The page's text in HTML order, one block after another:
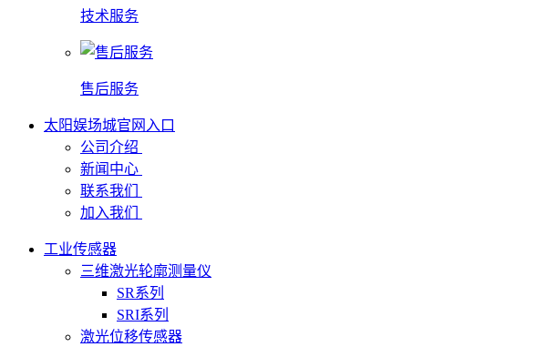
技术服务
售后服务
太阳娱场城官网入口
公司介绍
新闻中心
联系我们
加入我们
工业传感器
三维激光轮廓测量仪
SR系列
SRI系列
激光位移传感器